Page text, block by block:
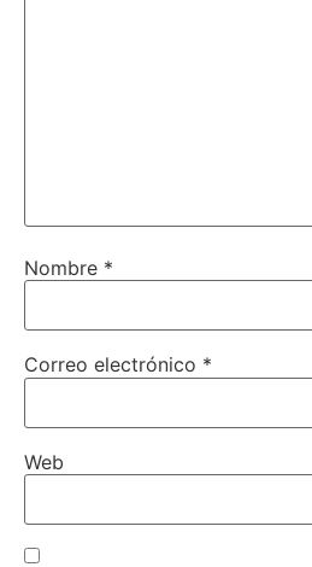
Nombre *
Correo electrónico *
Web